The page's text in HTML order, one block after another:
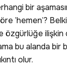
bir
’hemen’?
ilişkin
bu alanda bir
olur.